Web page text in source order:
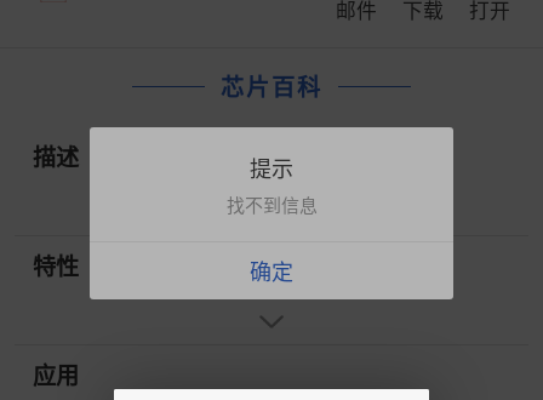
邮件 下载 打开
芯片百科
描述
特性
应用
提示
找不到信息
确定